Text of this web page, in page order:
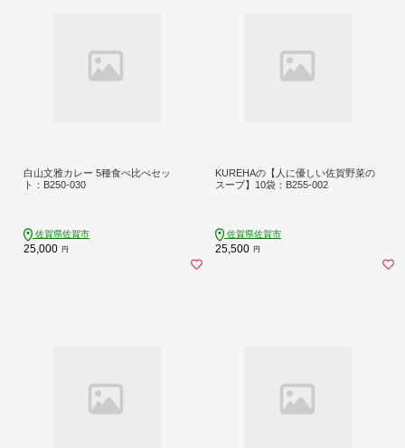
白山文雅カレー 5種食べ比べセッ
ト：B250-030
佐賀県佐賀市
25,000 円
KUREHAの【人に優しい佐賀野菜の
スープ】10袋：B255-002
佐賀県佐賀市
25,500 円